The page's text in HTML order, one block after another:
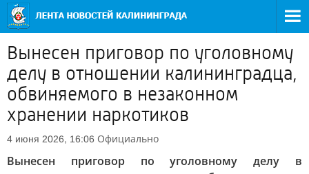
Вынесен приговор по уголовному
делу в отношении калининградца,
обвиняемого в незаконном
хранении наркотиков
4 июня 2026, 16:06 Официально
Вынесен приговор по уголовному делу в